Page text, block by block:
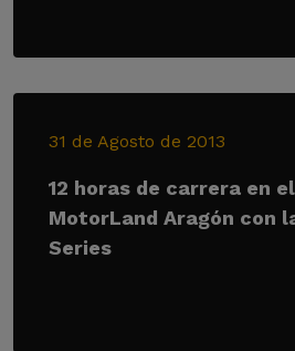
31 de Agosto de 2013
12 horas de carrera en
MotorLand Aragón con
Series